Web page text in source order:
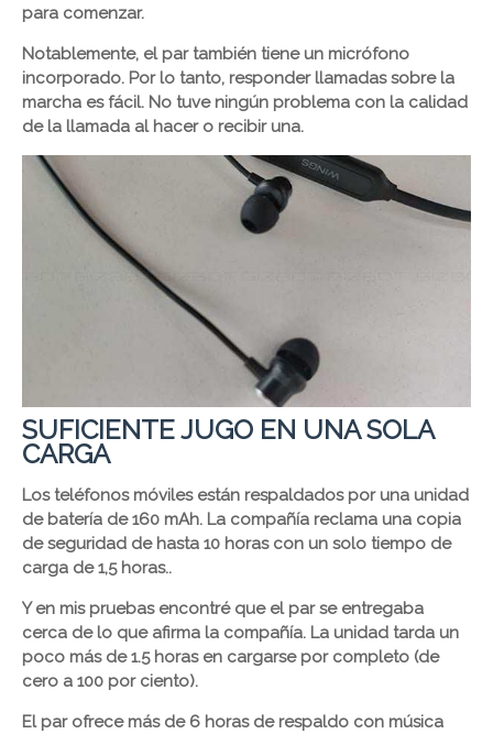
para comenzar.
Notablemente, el par también tiene un micrófono
incorporado. Por lo tanto, responder llamadas sobre la
marcha es fácil. No tuve ningún problema con la calidad
de la llamada al hacer o recibir una.
SUFICIENTE JUGO EN UNA SOLA
CARGA
Los teléfonos móviles están respaldados por una unidad
de batería de 160 mAh. La compañía reclama una copia
de seguridad de hasta 10 horas con un solo tiempo de
carga de 1,5 horas..
Y en mis pruebas encontré que el par se entregaba
cerca de lo que afirma la compañía. La unidad tarda un
poco más de 1.5 horas en cargarse por completo (de
cero a 100 por ciento).
El par ofrece más de 6 horas de respaldo con música